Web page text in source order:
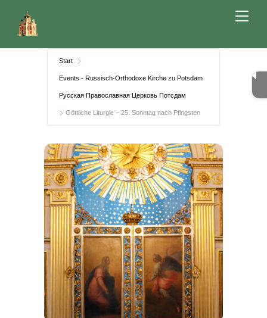
Start
Events - Russisch-Orthodoxe Kirche zu Potsdam
Русская Православная Церковь Потсдам
Göttliche Liturgie – 25. Sonntag nach Pfingsten